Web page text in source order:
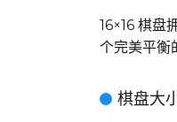
16×16 棋盘
个完美平衡
棋盘大